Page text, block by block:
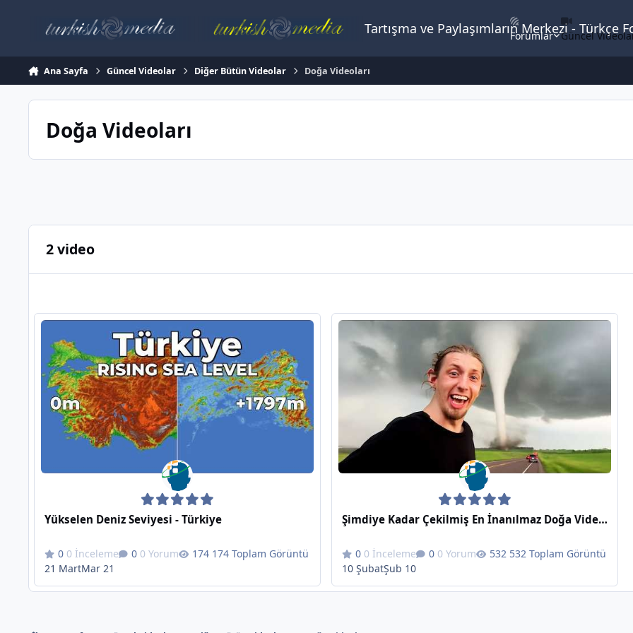
Tartışma ve Paylaşımların Merkezi -
Forumlar Güncel
Ana Sayfa Güncel Videolar Diğer Bütün Videolar Doğa Videoları
Doğa Videoları
2 video
Yükselen Deniz Seviyesi - Türkiye
0 İnceleme 0 Yorum
174 Toplam Görüntü
21 MartMar 21
Şimdiye Kadar Çekilmiş En İnanılmaz Doğa Videoları
0 İnceleme 0 Yorum
532 Toplam Görüntü
10 ŞubatŞub 10